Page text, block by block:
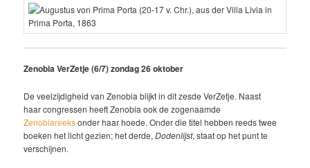
Zenobia VerZetje (6/7) zondag 26 oktober
De veelzijdigheid van Zenobia blijkt in dit zesde VerZetje. Naast
haar congressen heeft Zenobia ook de zogenaamde
Zenobiareeksonder haar hoede. Onder die titel hebben reeds twee
boeken het licht gezien; het derde,Dodenlijst, staat op het punt te
verschijnen.